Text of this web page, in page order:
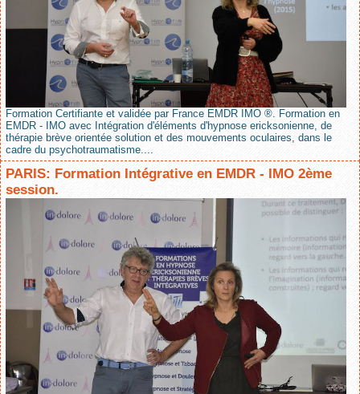
Formation Certifiante et validée par France EMDR IMO ®. Formation en
EMDR - IMO avec Intégration d'éléments d'hypnose ericksonienne, de
thérapie brève orientée solution et des mouvements oculaires, dans le
cadre du psychotraumatisme....
PARIS: Formation Intégrative en EMDR - IMO 2ème
session.